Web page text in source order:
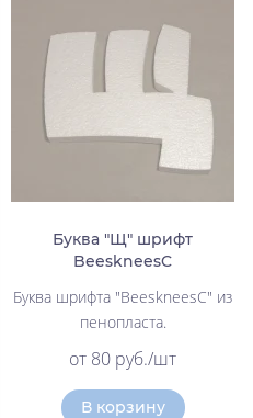
Буква "Щ" шрифт
BeeskneesC
Буква шрифта "BeeskneesC" из
пенопласта.
от 80 руб./шт
В корзину